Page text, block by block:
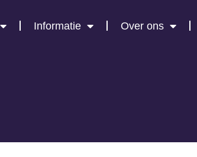
Informatie Over ons